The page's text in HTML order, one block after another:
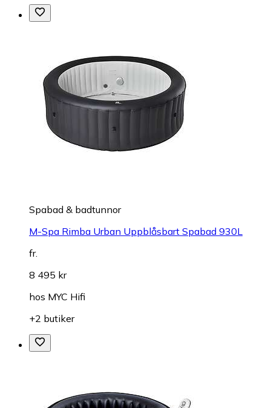
Spabad & badtunnor
M-Spa Rimba Urban Uppblåsbart Spabad 930L
fr.
8 495 kr
hos MYC Hifi
+2 butiker